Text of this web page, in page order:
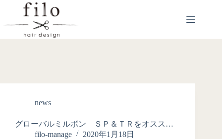
news
グローバルミルボン ＳＰ＆ＴＲをオスス…
filo-manage
2020年1月18日